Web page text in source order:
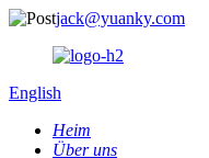
jack@yuanky.com
English
Heim
Über uns